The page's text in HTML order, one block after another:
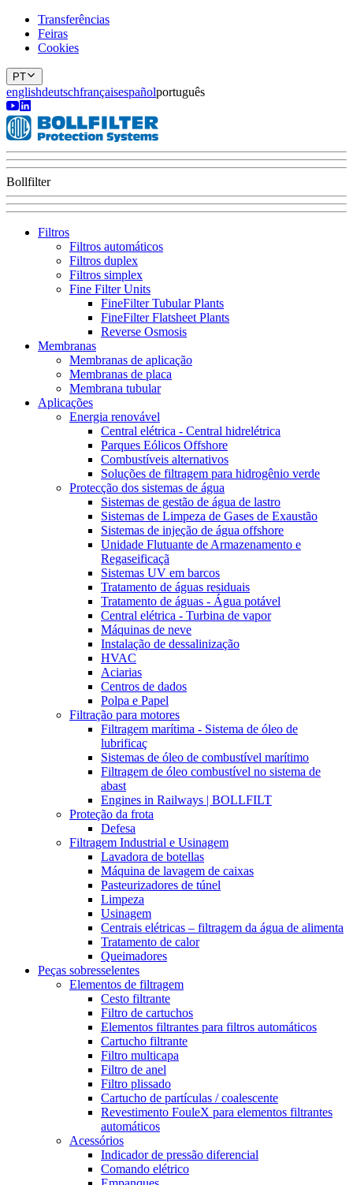
Transferências
Feiras
Cookies
PT
englishdeutschfrançaisespañolportuguês
Bollfilter
Filtros
Filtros automáticos
Filtros duplex
Filtros simplex
Fine Filter Units
FineFilter Tubular Plants
FineFilter Flatsheet Plants
Reverse Osmosis
Membranas
Membranas de aplicação
Membranas de placa
Membrana tubular
Aplicações
Energia renovável
Central elétrica - Central hidrelétrica
Parques Eólicos Offshore
Combustíveis alternativos
Soluções de filtragem para hidrogênio verde
Protecção dos sistemas de água
Sistemas de gestão de água de lastro
Sistemas de Limpeza de Gases de Exaustão
Sistemas de injeção de água offshore
Unidade Flutuante de Armazenamento e
Regaseificaçã
Sistemas UV em barcos
Tratamento de águas residuais
Tratamento de águas - Água potável
Central elétrica - Turbina de vapor
Máquinas de neve
Instalação de dessalinização
HVAC
Aciarias
Centros de dados
Polpa e Papel
Filtração para motores
Filtragem marítima - Sistema de óleo de
lubrificaç
Sistemas de óleo de combustível marítimo
Filtragem de óleo combustível no sistema de
abast
Engines in Railways | BOLLFILT
Proteção da frota
Defesa
Filtragem Industrial e Usinagem
Lavadora de botellas
Máquina de lavagem de caixas
Pasteurizadores de túnel
Limpeza
Usinagem
Centrais elétricas – filtragem da água de alimenta
Tratamento de calor
Queimadores
Peças sobresselentes
Elementos de filtragem
Cesto filtrante
Filtro de cartuchos
Elementos filtrantes para filtros automáticos
Cartucho filtrante
Filtro multicapa
Filtro de anel
Filtro plissado
Cartucho de partículas / coalescente
Revestimento FouleX para elementos filtrantes
automáticos
Acessórios
Indicador de pressão diferencial
Comando elétrico